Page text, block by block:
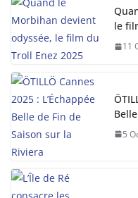
le
11
5